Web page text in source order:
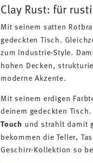
Clay Rust: für
Mit seinem satten
gedeckten Tisch.
zum Industrie-Style.
hohen Decken,
moderne Akzente.
Mit seinem erdigen
deinem gedeckten
Touch und strahlt damit
bekommen die Teller,
Geschirr-Kollektion so